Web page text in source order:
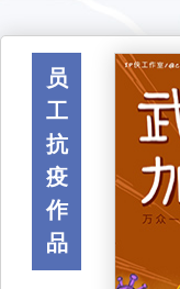
员
工
抗
疫
作
品